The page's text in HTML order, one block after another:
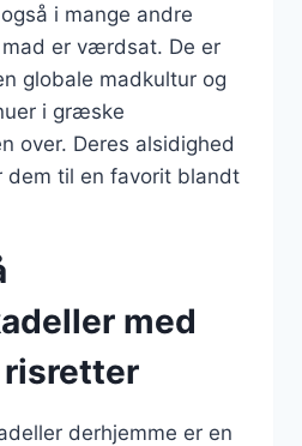
i mange andre
er værdsat. De er
globale madkultur og
i græske
over. Deres alsidighed
dem til en favorit blandt
med
derhjemme er en